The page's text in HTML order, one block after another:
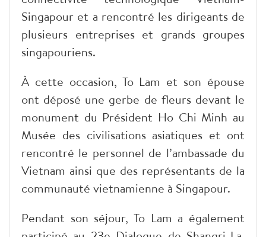
Singapour et a rencontré les dirigeants de
plusieurs entreprises et grands groupes
singapouriens.
À cette occasion, To Lam et son épouse
ont déposé une gerbe de fleurs devant le
monument du Président Ho Chi Minh au
Musée des civilisations asiatiques et ont
rencontré le personnel de l’ambassade du
Vietnam ainsi que des représentants de la
communauté vietnamienne à Singapour.
Pendant son séjour, To Lam a également